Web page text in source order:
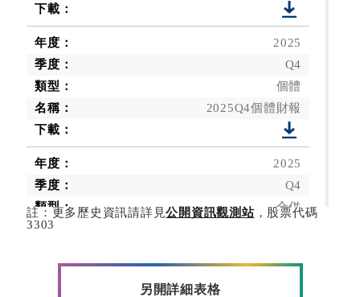
2025
Q4
個體
2025Q4個體財報
2025
Q4
合併
註：更多歷史資訊請詳見公開資訊觀測站，股票代碼
3303
另開詳細表格